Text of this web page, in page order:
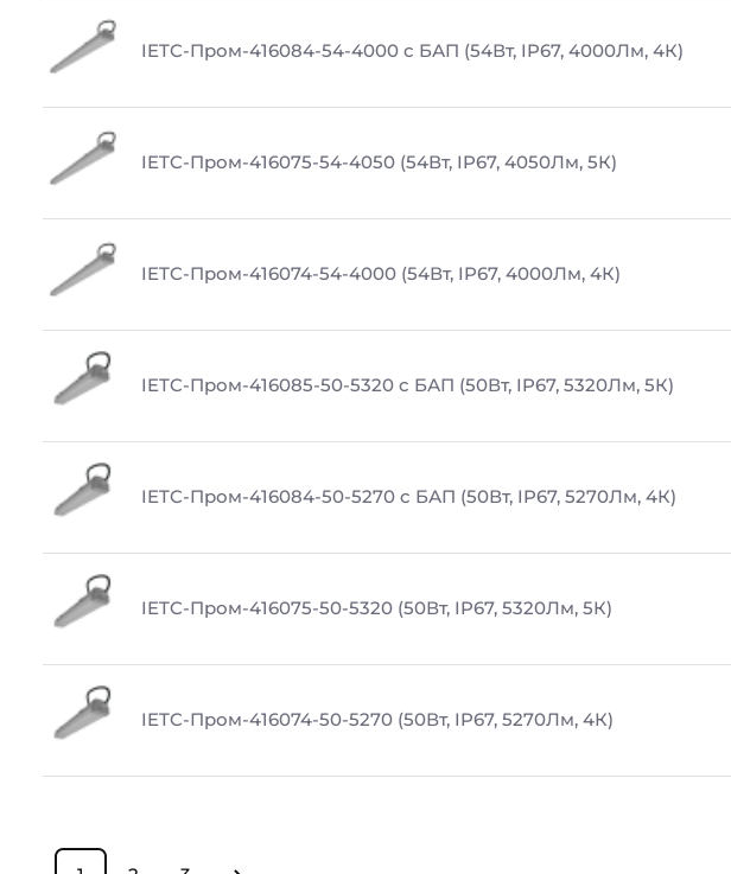
IETC-Пром-416084-54-4000 с БАП (54Вт, IP67, 4000Лм, 4К)
IETC-Пром-416075-54-4050 (54Вт, IP67, 4050Лм, 5К)
IETC-Пром-416074-54-4000 (54Вт, IP67, 4000Лм, 4К)
IETC-Пром-416085-50-5320 с БАП (50Вт, IP67, 5320Лм, 5К)
IETC-Пром-416084-50-5270 с БАП (50Вт, IP67, 5270Лм, 4К)
IETC-Пром-416075-50-5320 (50Вт, IP67, 5320Лм, 5К)
IETC-Пром-416074-50-5270 (50Вт, IP67, 5270Лм, 4К)